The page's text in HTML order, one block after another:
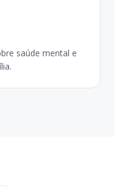
saúde mental e